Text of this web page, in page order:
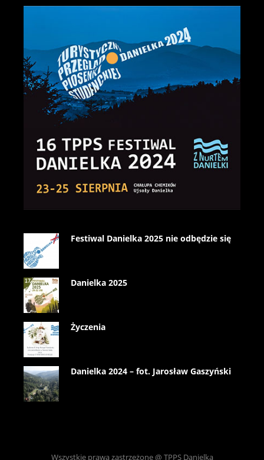
Festiwal Danielka 2025 nie odbędzie się
Danielka 2025
Życzenia
Danielka 2024 – fot. Jarosław Gaszyński
Wszystkie prawa zastrzeżone @ TPPS Danielka